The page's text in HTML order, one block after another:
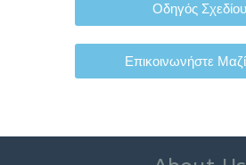
Οδηγός Σχεδίου
Επικοινωνήστε